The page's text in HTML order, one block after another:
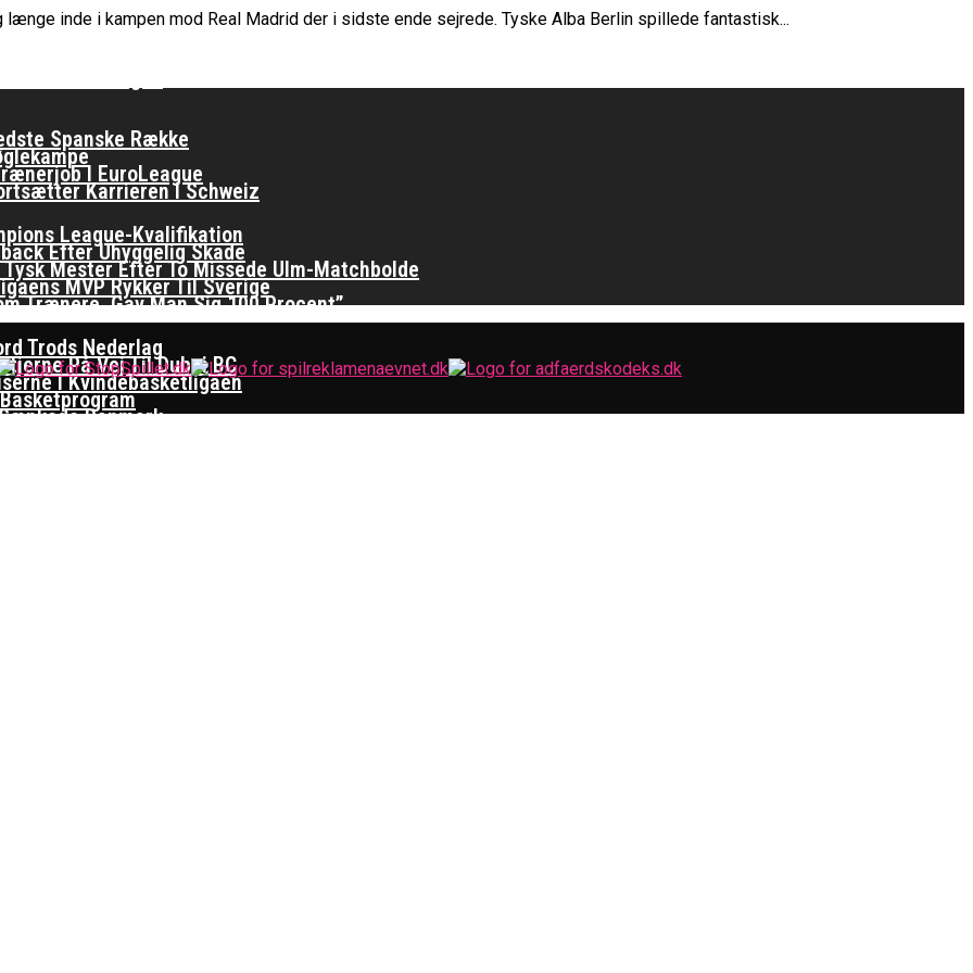
Basketligaen
Spanske Række
League-Kvalifikation
På Porten
Efter Uhyggelig Skade
Trods Nederlag
I EuroLeague
Mester Efter To Missede Ulm-Matchbolde
På Vej Til Dubai BC
Karrieren I Schweiz
MVP Rykker Til Sverige
I Kvindebasketligaen
Trænere, Gav Man Sig 100 Procent”
I Basketball Champions League
Danmark
“Vi Trives Godt Som Underdogs”
For Mig At Repræsentere Danmark”
Møder FC Barcelona I Minicopa Endesa´s Semifinale
Fortsætter Karrieren I Schweiz
Til Bundesligaen
Til NBA Summer League
Sensation Mod Mægtige Real Madrid I Spansk U18-Kvartfinale
Alle Vinderne
inde i kampen mod Real Madrid der i sidste ende sejrede. Tyske Alba Berlin spillede fantastisk...